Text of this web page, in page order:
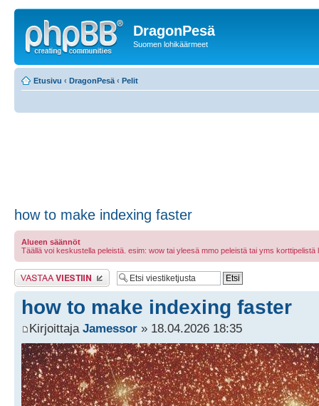
DragonPesä
Suomen lohikäärmeet
Etusivu ‹ DragonPesä ‹ Pelit
how to make indexing faster
Alueen säännöt
Täällä voi keskustella peleistä. esim: wow tai yleesä mmo peleistä tai yms korttipelistä
Lähetä vastaus
how to make indexing faster
Kirjoittaja Jamessor » 18.04.2026 18:35